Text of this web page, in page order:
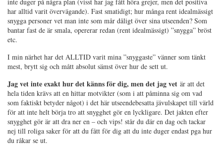
inte duger på några plan (visst har jag fått höra grejer, men det positiva
har alltid varit övervägande). Fast smatidigt; hur många rent idealmässigt
snygga personer vet man inte som mår dåligt över sina utseenden? Som
bantar fast de är smala, opererar redan (rent idealmässigt) ”snygga” bröst
etc.
I min närhet har det ALLTID varit mina ”snyggaste” vänner som tänkt
mest, brytt sig och mått absolut sämst över hur de sett ut.
Jag vet inte exakt hur det känns för dig, men det jag vet är att det
hela tiden krävs att en hittar motvikter (som i att påminna sig om vad
som faktiskt betyder något) i det här utseendebesatta jävulskapet till värld
för att inte helt börja tro att snygghet gör en lyckligare. Det jakten efter
snygghet gör är att dra ner en – och vips! står du där en dag och tackar
nej till roliga saker för att du fått för dig att du inte duger endast pga hur
du råkar se ut.